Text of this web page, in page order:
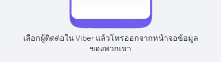
เลือกผู้ติดต่อใน Viber แล้วโทรออกจากหน้าจอข้อมูล
ของพวกเขา